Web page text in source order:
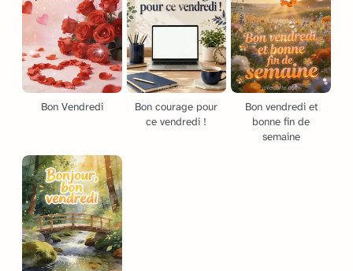
Bon Vendredi
Bon courage pour
ce vendredi !
Bon vendredi et
bonne fin de
semaine